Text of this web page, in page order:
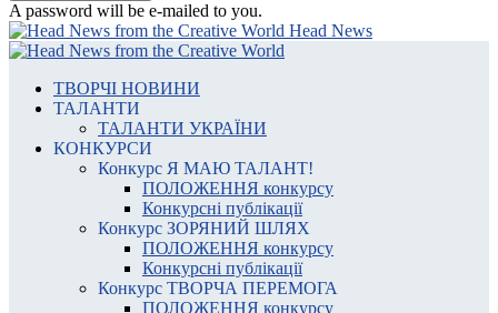
A password will be e-mailed to you.
Head News
ТВОРЧІ НОВИНИ
ТАЛАНТИ
ТАЛАНТИ УКРАЇНИ
КОНКУРСИ
Конкурс Я МАЮ ТАЛАНТ!
ПОЛОЖЕННЯ конкурсу
Конкурсні публікації
Конкурс ЗОРЯНИЙ ШЛЯХ
ПОЛОЖЕННЯ конкурсу
Конкурсні публікації
Конкурс ТВОРЧА ПЕРЕМОГА
ПОЛОЖЕННЯ конкурсу